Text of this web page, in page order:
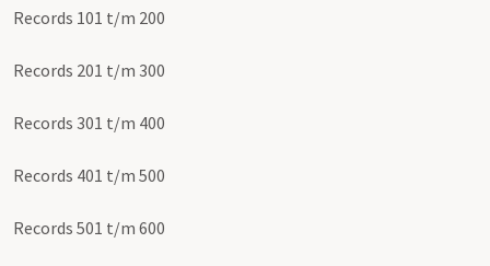
Records 101 t/m 200
Records 201 t/m 300
Records 301 t/m 400
Records 401 t/m 500
Records 501 t/m 600